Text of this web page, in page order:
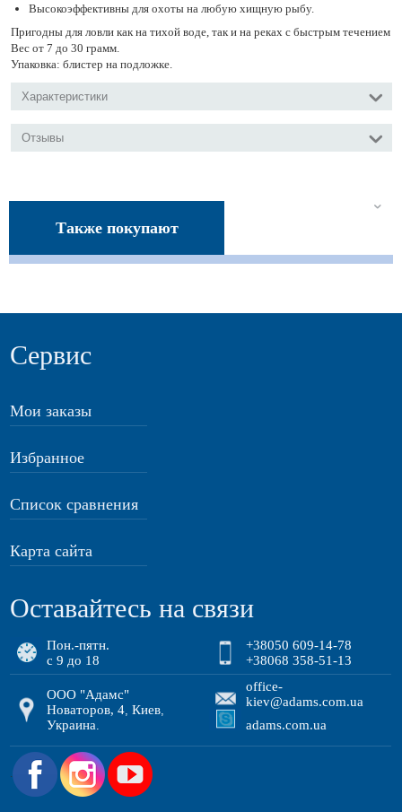
Высокоэффективны для охоты на любую хищную рыбу.
Пригодны для ловли как на тихой воде, так и на реках с быстрым течением
Вес от 7 до 30 грамм.
Упаковка: блистер на подложке.
Характеристики
Отзывы
Также покупают
Сервис
Мои заказы
Избранное
Список сравнения
Карта сайта
Оставайтесь на связи
Пон.-пятн.
с 9 до 18
+38050 609-14-78
+38068 358-51-13
ООО "Адамс"
Новаторов, 4 ,Киев
Украина
office-
kiev@adams.com.ua
adams.com.ua
.